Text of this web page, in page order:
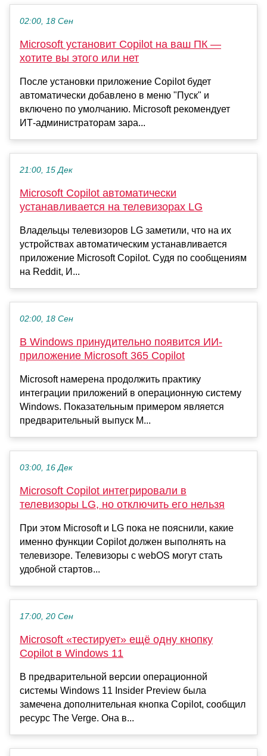
02:00, 18 Сен
Microsoft установит Copilot на ваш ПК —
хотите вы этого или нет
После установки приложение Copilot будет
автоматически добавлено в меню "Пуск" и
включено по умолчанию. Microsoft рекомендует
ИТ-администраторам зара...
21:00, 15 Дек
Microsoft Copilot автоматически
устанавливается на телевизорах LG
Владельцы телевизоров LG заметили, что на их
устройствах автоматическим устанавливается
приложение Microsoft Copilot. Судя по сообщениям
на Reddit, И...
02:00, 18 Сен
В Windows принудительно появится ИИ-
приложение Microsoft 365 Copilot
Microsoft намерена продолжить практику
интеграции приложений в операционную систему
Windows. Показательным примером является
предварительный выпуск M...
03:00, 16 Дек
Microsoft Copilot интегрировали в
телевизоры LG, но отключить его нельзя
При этом Microsoft и LG пока не пояснили, какие
именно функции Copilot должен выполнять на
телевизоре. Телевизоры с webOS могут стать
удобной стартов...
17:00, 20 Сен
Microsoft «тестирует» ещё одну кнопку
Copilot в Windows 11
В предварительной версии операционной
системы Windows 11 Insider Preview была
замечена дополнительная кнопка Copilot, сообщил
ресурс The Verge. Она в...